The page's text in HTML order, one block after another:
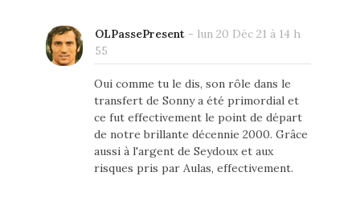
OLPassePresent- lun 20 Déc 21 à 14 h
55
Oui comme tu le dis, son rôle dans le
transfert de Sonny a été primordial et
ce fut effectivement le point de départ
de notre brillante décennie 2000. Grâce
aussi à l'argent de Seydoux et aux
risques pris par Aulas, effectivement.